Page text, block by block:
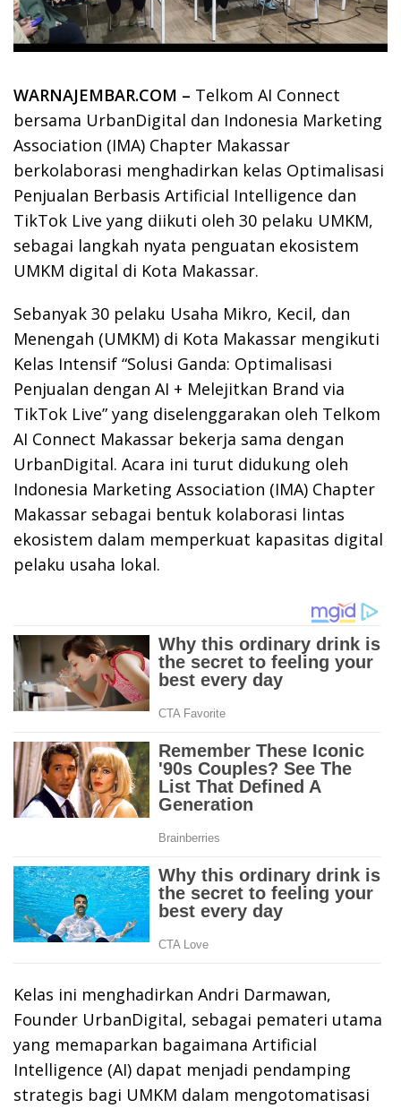
WARNAJEMBAR.COM – Telkom AI Connect
bersama UrbanDigital dan Indonesia Marketing
Association (IMA) Chapter Makassar
berkolaborasi menghadirkan kelas Optimalisasi
Penjualan Berbasis Artificial Intelligence dan
TikTok Live yang diikuti oleh 30 pelaku UMKM,
sebagai langkah nyata penguatan ekosistem
UMKM digital di Kota Makassar.
Sebanyak 30 pelaku Usaha Mikro, Kecil, dan
Menengah (UMKM) di Kota Makassar mengikuti
Kelas Intensif “Solusi Ganda: Optimalisasi
Penjualan dengan AI + Melejitkan Brand via
TikTok Live” yang diselenggarakan oleh Telkom
AI Connect Makassar bekerja sama dengan
UrbanDigital. Acara ini turut didukung oleh
Indonesia Marketing Association (IMA) Chapter
Makassar sebagai bentuk kolaborasi lintas
ekosistem dalam memperkuat kapasitas digital
pelaku usaha lokal.
Kelas ini menghadirkan Andri Darmawan,
Founder UrbanDigital, sebagai pemateri utama
yang memaparkan bagaimana Artificial
Intelligence (AI) dapat menjadi pendamping
strategis bagi UMKM dalam mengotomatisasi